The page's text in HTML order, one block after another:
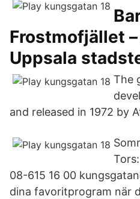
Frostmofjället
Uppsala
The
and released in 1972 by
08-615 16 00
dina favoritprogram när